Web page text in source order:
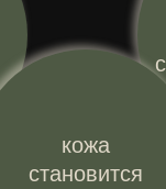
кожа
становится